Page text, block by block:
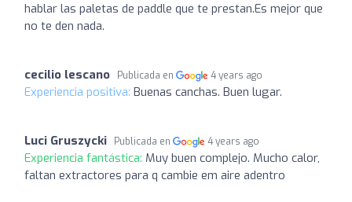
hablar las paletas de paddle que te prestan.Es mejor que
no te den nada.
cecilio lescano Publicada en 4 years ago
Experiencia positiva: Buenas canchas. Buen lugar.
Luci Gruszycki Publicada en 4 years ago
Experiencia fantástica: Muy buen complejo. Mucho calor,
faltan extractores para q cambie em aire adentro